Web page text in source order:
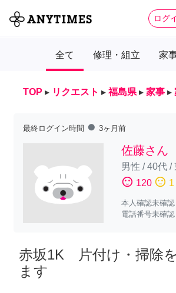
ログ
全て 修理・組立 家
TOP ▸ リクエスト ▸ 福島県 ▸ 家事 ▸
最終ログイン時間 fiber_manual_record 3ヶ月前
佐藤さん
男性 /40代/
sentiment_satisfied 120 sentiment_neutral 1
本人確認未確認
電話番号未確認
赤坂1K 片付け・掃除
ます